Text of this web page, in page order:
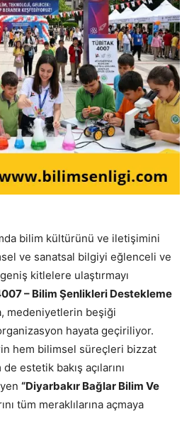
bilim kültürünü ve iletişimini
ve sanatsal bilgiyi eğlenceli ve
kitlelere ulaştırmayı
– Bilim Şenlikleri Destekleme
medeniyetlerin beşiği
hayata geçiriliyor.
hem bilimsel süreçleri bizzat
estetik bakış açılarını
“Diyarbakır Bağlar Bilim Ve
tüm meraklılarına açmaya